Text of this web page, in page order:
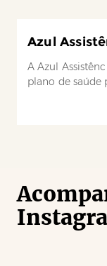
Azul
A Azul
plano de saúde